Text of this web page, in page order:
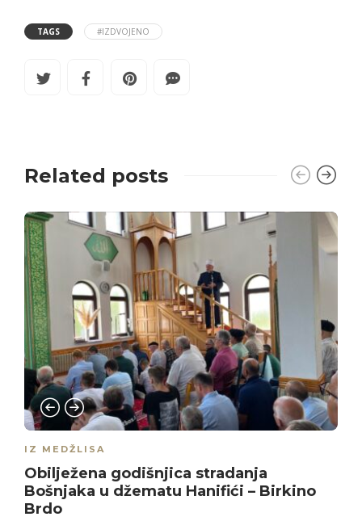
TAGS #IZDVOJENO
Related posts
IZ MEDŽLISA
Obilježena godišnjica stradanja
Bošnjaka u džematu Hanifići – Birkino
Brdo